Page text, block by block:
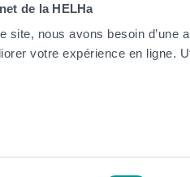
de la HELHa
site, nous avons besoin d’une
votre expérience en ligne.
numérique